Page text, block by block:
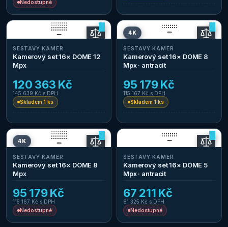
Nedostupné
SESTAVY KAMER
Kamerový set 16× DOME 12
Mpx
120 363 Kč
145 639 Kč s DPH
Skladem 1 ks
4K
SESTAVY KAMER
Kamerový set 16× DOME 8
Mpx · antracit
95 179 Kč
115 167 Kč s DPH
Skladem 1 ks
4K
SESTAVY KAMER
Kamerový set 16× DOME 8
Mpx
95 179 Kč
115 167 Kč s DPH
Nedostupné
SESTAVY KAMER
Kamerový set 16× DOME 5
Mpx · antracit
67 211 Kč
81 325 Kč s DPH
Nedostupné